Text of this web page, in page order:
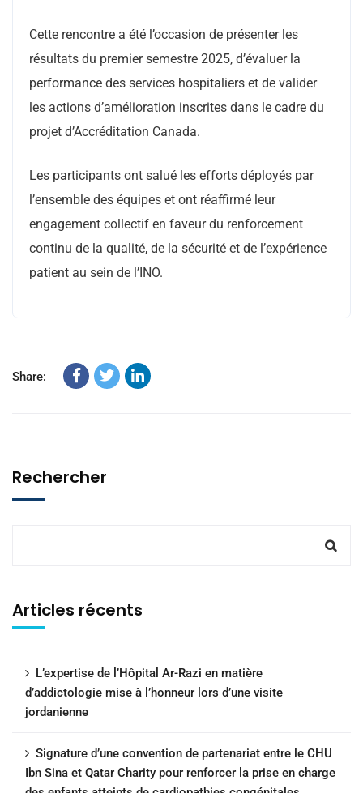
Cette rencontre a été l’occasion de présenter les
résultats du premier semestre 2025, d’évaluer la
performance des services hospitaliers et de valider
les actions d’amélioration inscrites dans le cadre du
projet d’Accréditation Canada.
Les participants ont salué les efforts déployés par
l’ensemble des équipes et ont réaffirmé leur
engagement collectif en faveur du renforcement
continu de la qualité, de la sécurité et de l’expérience
patient au sein de l’INO.
Share:
Rechercher
Articles récents
L’expertise de l’Hôpital Ar-Razi en matière
d’addictologie mise à l’honneur lors d’une visite
jordanienne
Signature d’une convention de partenariat entre le CHU
Ibn Sina et Qatar Charity pour renforcer la prise en charge